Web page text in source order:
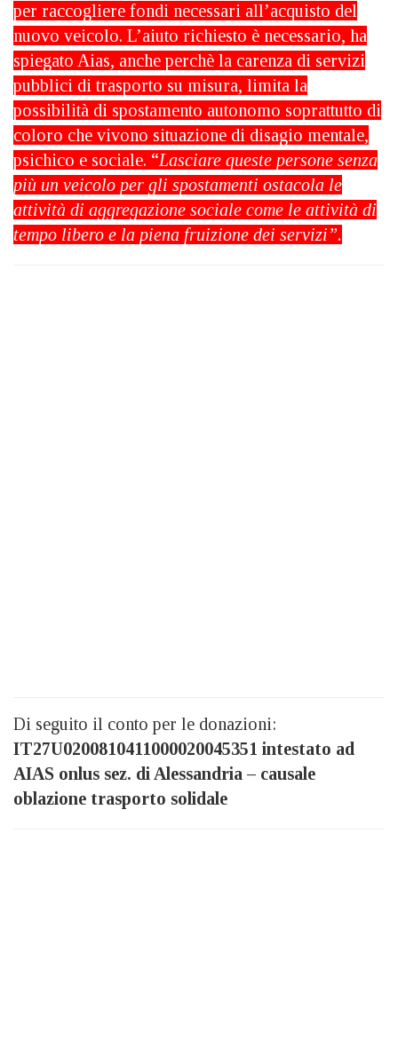
per raccogliere fondi necessari all’acquisto del
nuovo veicolo. L’aiuto richiesto è necessario, ha
spiegato Aias, anche perchè la carenza di servizi
pubblici di trasporto su misura, limita la
possibilità di spostamento autonomo soprattutto di
coloro che vivono situazione di disagio mentale,
psichico e sociale. “Lasciare queste persone senza
più un veicolo per gli spostamenti ostacola le
attività di aggregazione sociale come le attività di
tempo libero e la piena fruizione dei servizi”.
Di seguito il conto per le donazioni:
IT27U0200810411000020045351 intestato ad
AIAS onlus sez. di Alessandria – causale
oblazione trasporto solidale